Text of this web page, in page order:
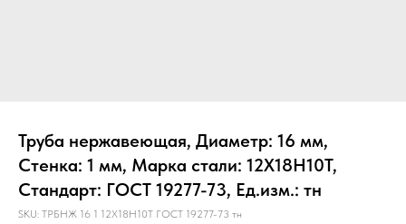
Труба нержавеющая, Диаметр: 16 мм,
Стенка: 1 мм, Марка стали: 12Х18Н10Т,
Стандарт: ГОСТ 19277-73, Ед.изм.: тн
SKU: ТРБНЖ 16 1 12Х18Н10Т ГОСТ 19277-73 тн